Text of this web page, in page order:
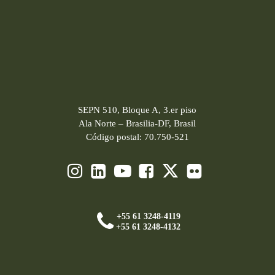
SEPN 510, Bloque A, 3.er piso
Ala Norte – Brasilia-DF, Brasil
Código postal: 70.750-521
+55 61 3248-4119
+55 61 3248-4132